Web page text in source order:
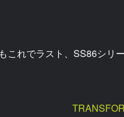
これでラスト、SS86シリ